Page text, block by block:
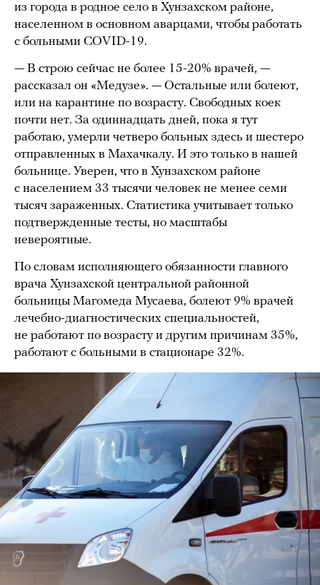
из города в родное село в Хунзахском районе,
населенном в основном аварцами, чтобы работать
с больными COVID-19.
— В строю сейчас не более 15-20% врачей, —
рассказал он «Медузе». — Остальные или болеют,
или на карантине по возрасту. Свободных коек
почти нет. За одиннадцать дней, пока я тут
работаю, умерли четверо больных здесь и шестеро
отправленных в Махачкалу. И это только в нашей
больнице. Уверен, что в Хунзахском районе
с населением 33 тысячи человек не менее семи
тысяч зараженных. Статистика учитывает только
подтвержденные тесты, но масштабы
невероятные.
По словам исполняющего обязанности главного
врача Хунзахской центральной районной
больницы Магомеда Мусаева, болеют 9% врачей
лечебно-диагностических специальностей,
не работают по возрасту и другим причинам 35%,
работают с больными в стационаре 32%.